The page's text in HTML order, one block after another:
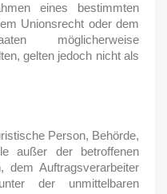
eines bestimmten
Unionsrecht oder dem
möglicherweise
gelten jedoch nicht als
Person, Behörde,
außer der betroffenen
dem Auftragsverarbeiter
der unmittelbaren